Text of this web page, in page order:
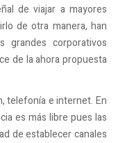
de viajar a mayores
de otra manera, han
grandes corporativos
de la ahora propuesta
telefonía e internet. En
es más libre pues las
de establecer canales